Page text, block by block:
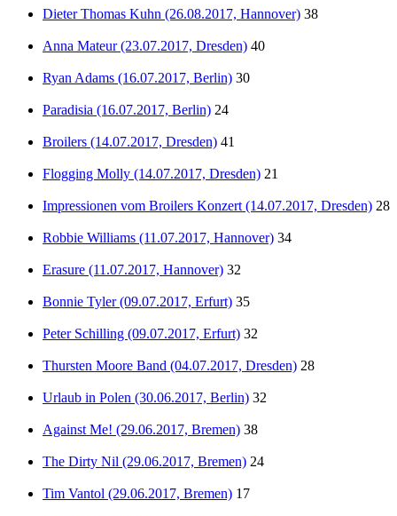
Dieter Thomas Kuhn (26.08.2017, Hannover) 38
Anna Mateur (23.07.2017, Dresden) 40
Ryan Adams (16.07.2017, Berlin) 30
Paradisia (16.07.2017, Berlin) 24
Broilers (14.07.2017, Dresden) 41
Flogging Molly (14.07.2017, Dresden) 21
Impressionen vom Broilers Konzert (14.07.2017, Dresden) 28
Robbie Williams (11.07.2017, Hannover) 34
Erasure (11.07.2017, Hannover) 32
Bonnie Tyler (09.07.2017, Erfurt) 35
Peter Schilling (09.07.2017, Erfurt) 32
Thursten Moore Band (04.07.2017, Dresden) 28
Urlaub in Polen (30.06.2017, Berlin) 32
Against Me! (29.06.2017, Bremen) 38
The Dirty Nil (29.06.2017, Bremen) 24
Tim Vantol (29.06.2017, Bremen) 17